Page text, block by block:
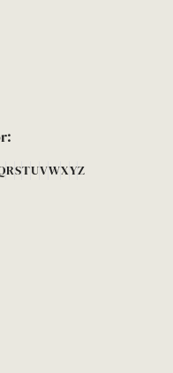
RSTUVWXYZ